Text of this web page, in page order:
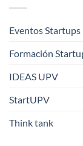
Eventos Startups
Formación
IDEAS UPV
StartUPV
Think tank